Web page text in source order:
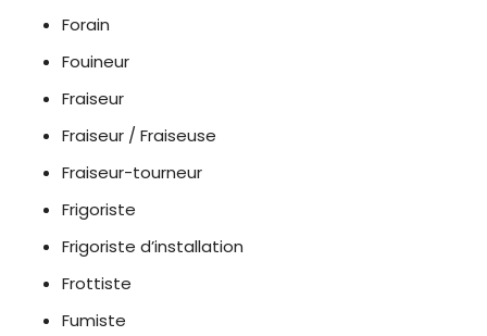
Forain
Fouineur
Fraiseur
Fraiseur / Fraiseuse
Fraiseur-tourneur
Frigoriste
Frigoriste d’installation
Frottiste
Fumiste